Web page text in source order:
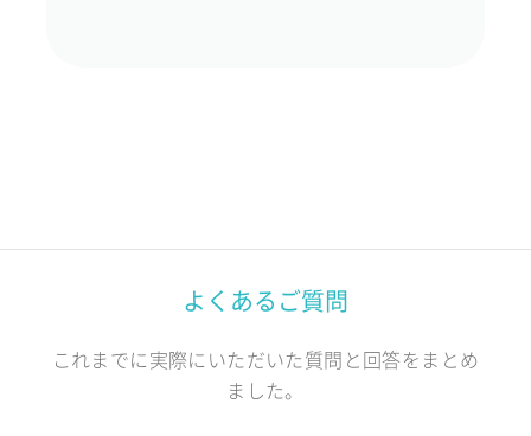
よくあるご質問
これまでに実際にいただいた質問と回答をまとめ
ました。